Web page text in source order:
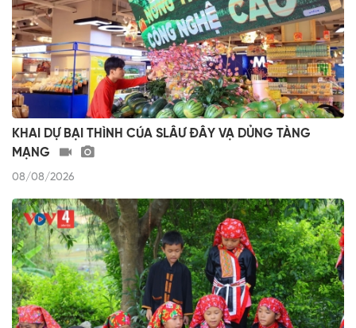
KHAI DỰ BẠI THÌNH CÚA SLÂƯ ĐÂY VẠ DỦNG TÀNG
MẠNG
08/08/2026